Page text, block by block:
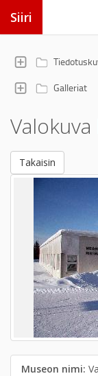
Siiri
Galleriat
Valokuva
Takaisin
Museon nimi: